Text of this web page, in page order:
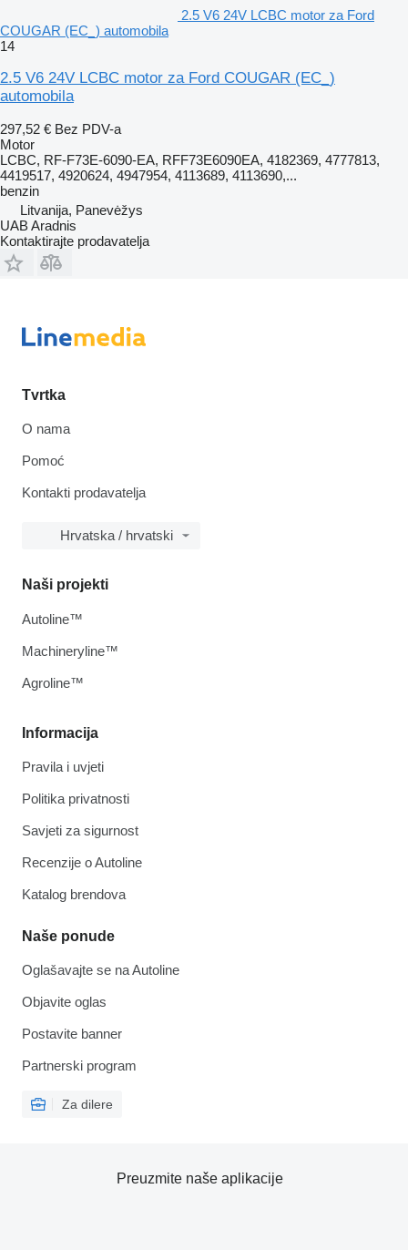
2.5 V6 24V LCBC motor za Ford
COUGAR (EC_) automobila
14
2.5 V6 24V LCBC motor za Ford COUGAR (EC_)
automobila
297,52 € Bez PDV-a
Motor
LCBC, RF-F73E-6090-EA, RFF73E6090EA, 4182369, 4777813,
4419517, 4920624, 4947954, 4113689, 4113690,...
benzin
Litvanija, Panevėžys
UAB Aradnis
Kontaktirajte prodavatelja
Tvrtka
O nama
Pomoć
Kontakti prodavatelja
Hrvatska / hrvatski
Informacija
Pravila i uvjeti
Politika privatnosti
Savjeti za sigurnost
Recenzije o Autoline
Katalog brendova
Naše ponude
Oglašavajte se na Autoline
Objavite oglas
Postavite banner
Partnerski program
Za dilere
Naši projekti
Autoline™
Machineryline™
Agroline™
Preuzmite naše aplikacije